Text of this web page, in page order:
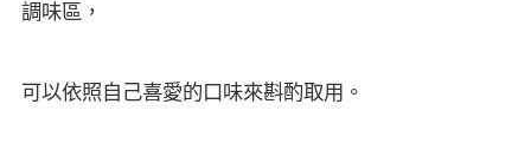
調味區，
可以依照自己喜愛的口味來斟酌取用。